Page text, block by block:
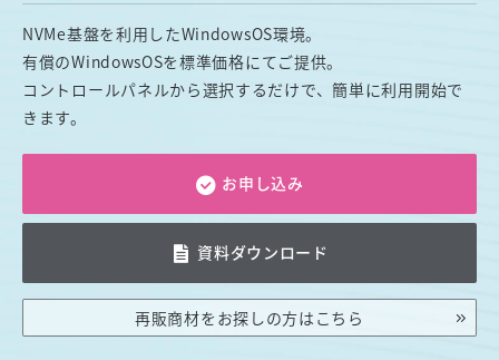
NVMe基盤を利用したWindowsOS環境。
有償のWindowsOSを標準価格にてご提供。
コントロールパネルから選択するだけで、簡単に利用開始で
きます。
お申し込み
資料ダウンロード
再販商材をお探しの方はこちら